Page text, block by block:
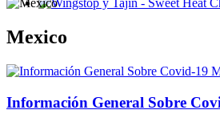
Mexico
Información General Sobre